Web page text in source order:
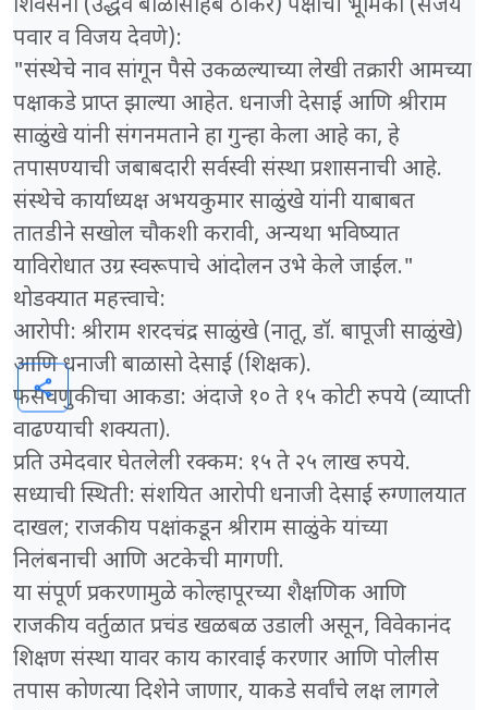
​शिवसेना (उद्धव बाळासाहेब ठाकरे) पक्षाची भूमिका (संजय
पवार व विजय देवणे):
"संस्थेचे नाव सांगून पैसे उकळल्याच्या लेखी तक्रारी आमच्या
पक्षाकडे प्राप्त झाल्या आहेत. धनाजी देसाई आणि श्रीराम
साळुंखे यांनी संगनमताने हा गुन्हा केला आहे का, हे
तपासण्याची जबाबदारी सर्वस्वी संस्था प्रशासनाची आहे.
संस्थेचे कार्याध्यक्ष अभयकुमार साळुंखे यांनी याबाबत
तातडीने सखोल चौकशी करावी, अन्यथा भविष्यात
याविरोधात उग्र स्वरूपाचे आंदोलन उभे केले जाईल."
​थोडक्यात महत्त्वाचे:
​आरोपी: श्रीराम शरदचंद्र साळुंखे (नातू, डॉ. बापूजी साळुंखे)
आणि धनाजी बाळासो देसाई (शिक्षक).
​फसवणुकीचा आकडा: अंदाजे १० ते १५ कोटी रुपये (व्याप्ती
वाढण्याची शक्यता).
​प्रति उमेदवार घेतलेली रक्कम: १५ ते २५ लाख रुपये.
​सध्याची स्थिती: संशयित आरोपी धनाजी देसाई रुग्णालयात
दाखल; राजकीय पक्षांकडून श्रीराम साळुंके यांच्या
निलंबनाची आणि अटकेची मागणी.
​या संपूर्ण प्रकरणामुळे कोल्हापूरच्या शैक्षणिक आणि
राजकीय वर्तुळात प्रचंड खळबळ उडाली असून, विवेकानंद
शिक्षण संस्था यावर काय कारवाई करणार आणि पोलीस
तपास कोणत्या दिशेने जाणार, याकडे सर्वांचे लक्ष लागले
share